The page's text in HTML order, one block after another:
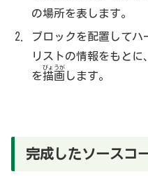
の場所を表します。
ブロックを配置してハ
リストの情報をもと
を描画
びょうが
し ます。
完成したソースコ